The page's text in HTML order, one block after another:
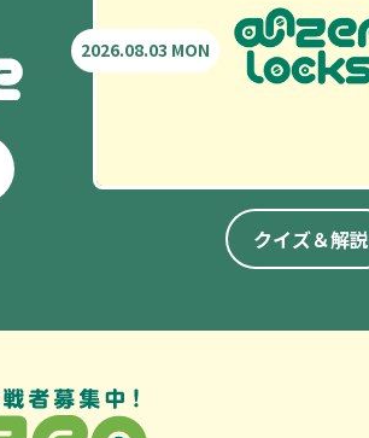
2026.08.03 MON
クイズ＆解説